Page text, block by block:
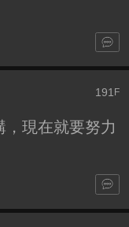
191 F
現在就要努力